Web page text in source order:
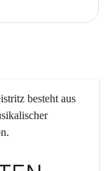
besteht aus
.